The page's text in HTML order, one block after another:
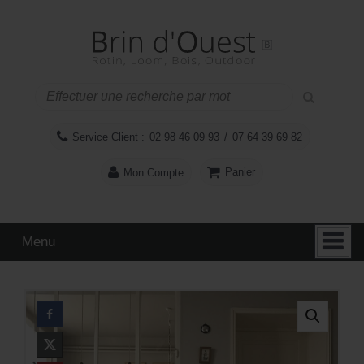
Service Client : 02 98 46 09 93 / 07 64 39 69 82
Mon Compte Panier
Menu